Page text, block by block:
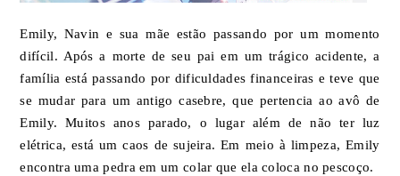
Emily, Navin e sua mãe estão passando por um momento
difícil. Após a morte de seu pai em um trágico acidente, a
família está passando por dificuldades financeiras e teve que
se mudar para um antigo casebre, que pertencia ao avô de
Emily. Muitos anos parado, o lugar além de não ter luz
elétrica, está um caos de sujeira. Em meio à limpeza, Emily
encontra uma pedra em um colar que ela coloca no pescoço.